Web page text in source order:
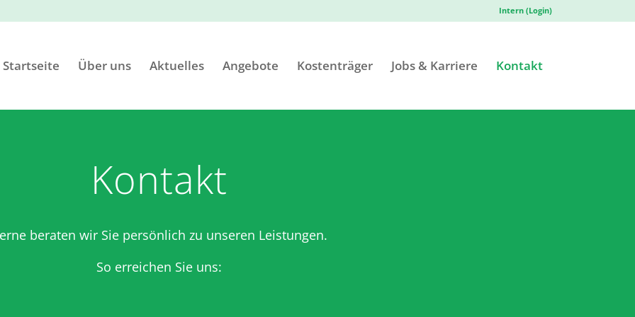
Intern (Login)
Startseite Über uns Aktuelles Angebote Kostenträger Jobs & Karriere Kontakt
Kontakt
beraten wir Sie persönlich zu unseren Leistungen.
So erreichen Sie uns: